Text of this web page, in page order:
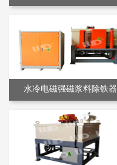
水冷电磁强磁浆料除铁器